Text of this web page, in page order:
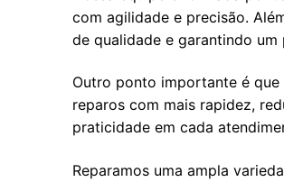
com agilidade e precisão.
de qualidade e garantindo
Outro ponto importante é
reparos com mais rapidez,
praticidade em cada
Reparamos uma ampla